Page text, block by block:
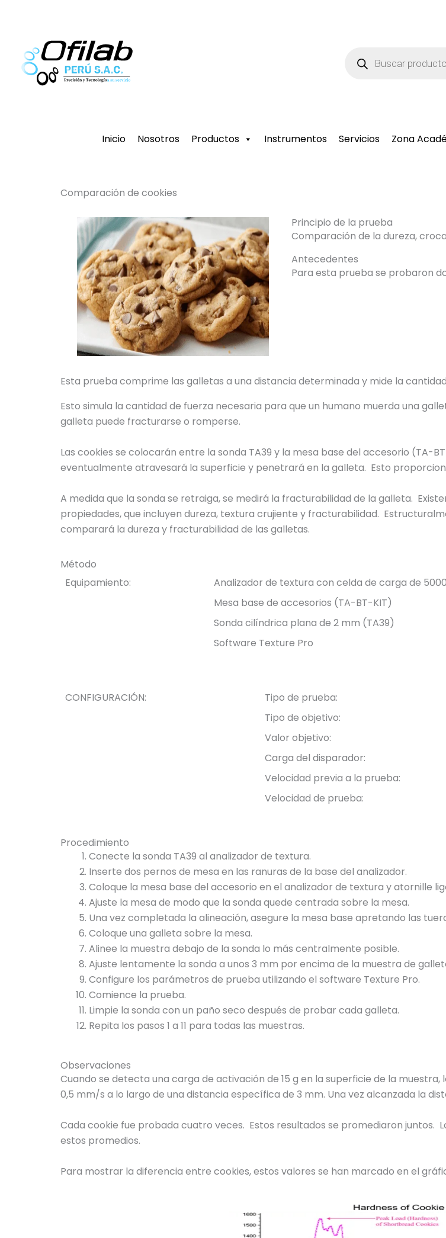
productos
Inicio Nosotros Productos Instrumentos Servicios Zona
Comparación de cookies
Principio de la prueba
Comparación de la dureza,
Antecedentes
Para esta prueba se probaron
Esta prueba comprime las galletas a una distancia determinada y mide la
Esto simula la cantidad de fuerza necesaria para que un humano muerda una
galleta puede fracturarse o romperse.
Las cookies se colocarán entre la sonda TA39 y la mesa base del accesorio (TA-
eventualmente atravesará la superficie y penetrará en la galleta. Esto
A medida que la sonda se retraiga, se medirá la fracturabilidad de la galleta.
propiedades, que incluyen dureza, textura crujiente y fracturabilidad.
comparará la dureza y fracturabilidad de las galletas.
Método
Equipamiento:
Analizador de textura con celda de carga de
Mesa base de accesorios (TA-BT-KIT)
Sonda cilíndrica plana de 2 mm (TA39)
Software Texture Pro
CONFIGURACIÓN: Tipo de prueba:
Tipo de objetivo:
Valor objetivo:
Carga del disparador:
Velocidad previa a la prueba:
Velocidad de prueba:
Procedimiento
Conecte la sonda TA39 al analizador de textura.
Inserte dos pernos de mesa en las ranuras de la base del analizador.
Coloque la mesa base del accesorio en el analizador de textura y atornille
Ajuste la mesa de modo que la sonda quede centrada sobre la mesa.
Una vez completada la alineación, asegure la mesa base apretando las
Coloque una galleta sobre la mesa.
Alinee la muestra debajo de la sonda lo más centralmente posible.
Ajuste lentamente la sonda a unos 3 mm por encima de la muestra de
Configure los parámetros de prueba utilizando el software Texture Pro.
Comience la prueba.
Limpie la sonda con un paño seco después de probar cada galleta.
Repita los pasos 1 a 11 para todas las muestras.
Observaciones
Cuando se detecta una carga de activación de 15 g en la superficie de la
0,5 mm/s a lo largo de una distancia específica de 3 mm. Una vez alcanzada la
Cada cookie fue probada cuatro veces. Estos resultados se promediaron juntos.
estos promedios.
Para mostrar la diferencia entre cookies, estos valores se han marcado en el